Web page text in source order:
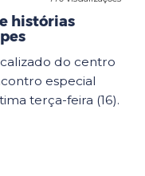
histórias
do centro
especial
terça-feira (16).